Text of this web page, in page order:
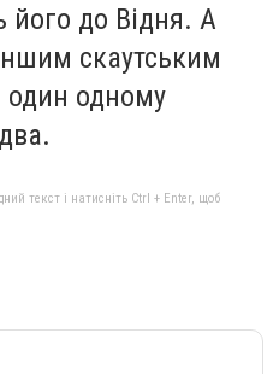
його до Відня. А
скаутським
одному
текст і натисніть Ctrl + Enter, щоб